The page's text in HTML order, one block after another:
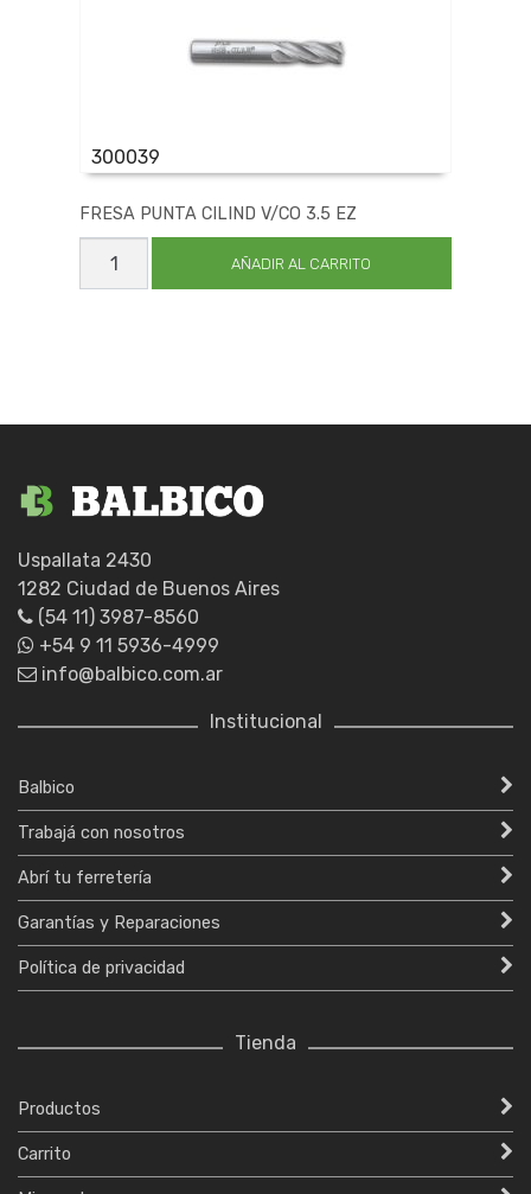
300039
FRESA PUNTA CILIND V/CO 3.5 EZ
FRESA
PUNTA
CILIND
AÑADIR AL CARRITO
Uspallata 2430
1282 Ciudad de Buenos Aires
(54 11) 3987-8560
+54 9 11 5936-4999
info@balbico.com.ar
Institucional
Balbico
Trabajá con nosotros
Abrí tu ferretería
Garantías y Reparaciones
Política de privacidad
Tienda
Productos
Carrito